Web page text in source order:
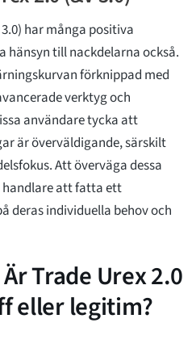
har många positiva
hänsyn till nackdelarna också.
förknippad med
verktyg och
användare tycka att
är överväldigande, särskilt
Att överväga dessa
att fatta ett
deras individuella behov och
Trade Urex 2.0
eller legitim?